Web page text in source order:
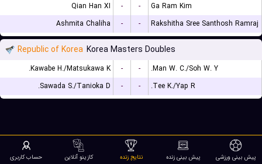
Qian Han XI - -
Ga Ram Kim
Ashmita Chaliha
- - Rakshitha Sree Santhosh Ramraj
Republic of Korea Korea Masters Doubles
Kawabe H./Matsukawa K. - -
Man W. C./Soh W. Y.
Sawada S./Tanioka D.
- - Tee K./Yap R.
پیش بینی ورزشی پیش بینی زنده نتایج زنده کازینو آنلاین حساب کاربری